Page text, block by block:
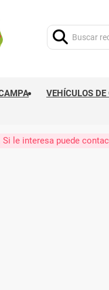
Buscar:
VEHÍCULOS DE
le interesa puede